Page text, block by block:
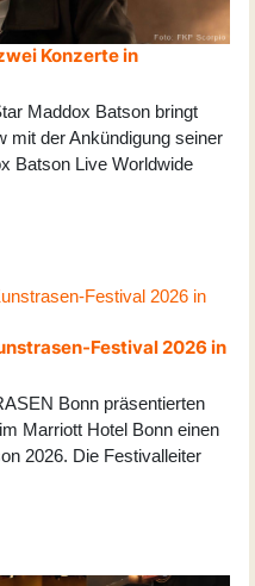
Konzerte in
Maddox Batson bringt
mit der Ankündigung seiner
Batson Live Worldwide
Festival 2026 in
Bonn präsentierten
Marriott Hotel Bonn einen
2026. Die Festivalleiter